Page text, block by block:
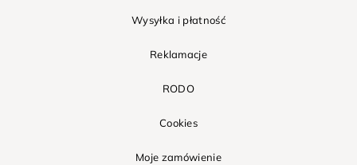
Wysyłka i płatność
Reklamacje
RODO
Cookies
Moje zamówienie